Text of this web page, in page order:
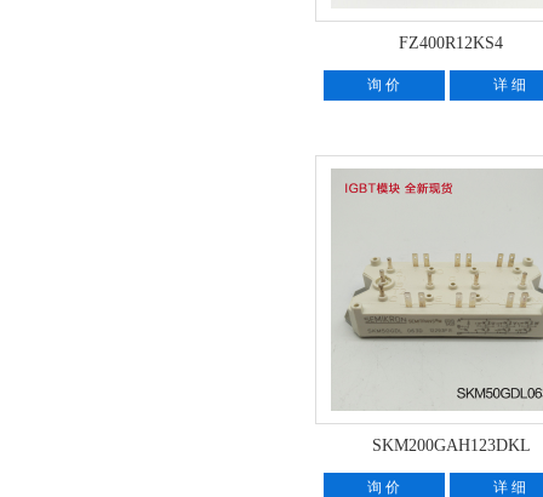
FZ400R12KS4
询 价 详 细
SKM200GAH123DKL
询 价 详 细